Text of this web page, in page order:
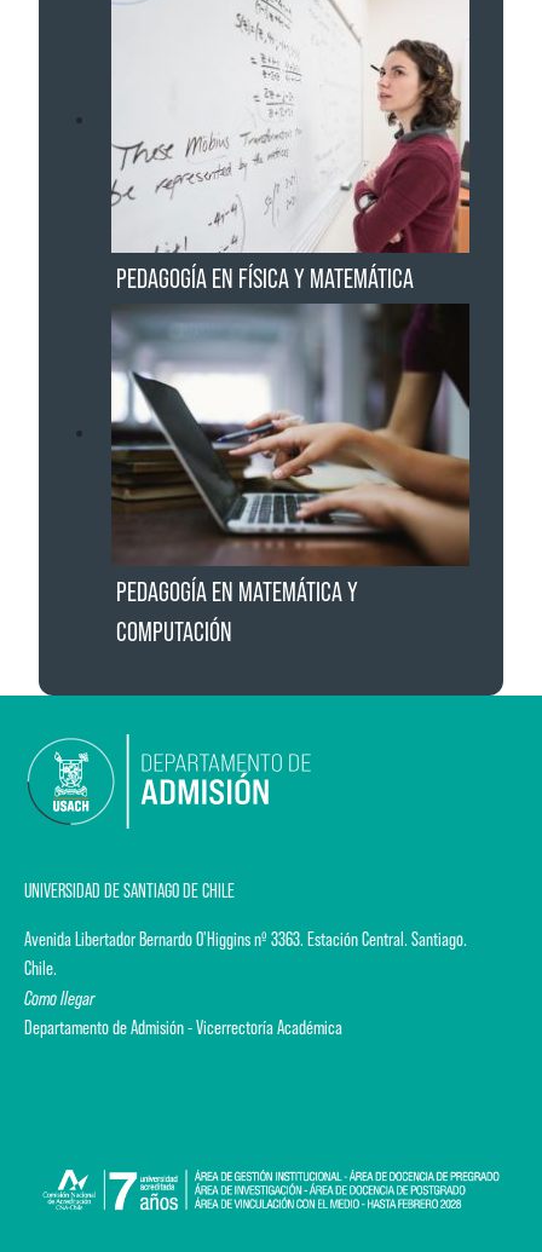
PEDAGOGÍA EN FÍSICA Y MATEMÁTICA
PEDAGOGÍA EN MATEMÁTICA Y
COMPUTACIÓN
UNIVERSIDAD DE SANTIAGO DE CHILE
Avenida Libertador Bernardo O'Higgins nº 3363. Estación Central. Santiago.
Chile.
Como llegar
Departamento de Admisión - Vicerrectoría Académica